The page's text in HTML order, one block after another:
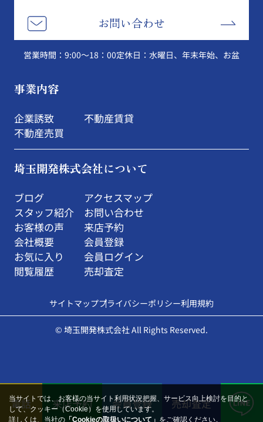
お問い合わせ
営業時間：9:00～18：00定休日：水曜日、年末年始、お盆
事業内容
企業誘致
不動産売買
不動産賃貸
埼玉開発株式会社について
ブログ
スタッフ紹介
お客様の声
会社概要
お気に入り
閲覧履歴
アクセスマップ
お問い合わせ
来店予約
会員登録
会員ログイン
売却査定
サイトマッププライバシーポリシー利用規約
© 埼玉開発株式会社 All Rights Reserved.
電話 来店予約 会員登録 売却査定
当サイトでは、お客様の当サイト利用状況把握、サービス向上検討を目的と
して、クッキー（Cookie）を使用しています。
詳しくは、当社の 「Cookieの取扱いについて」 をご確認ください。